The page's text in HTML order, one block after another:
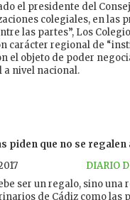
el presidente del
colegiales, en las
las partes”, Los
carácter regional de
el objeto de poder
nivel nacional.
piden que no se
DIARIO
ser un regalo, sino una
de Cádiz como